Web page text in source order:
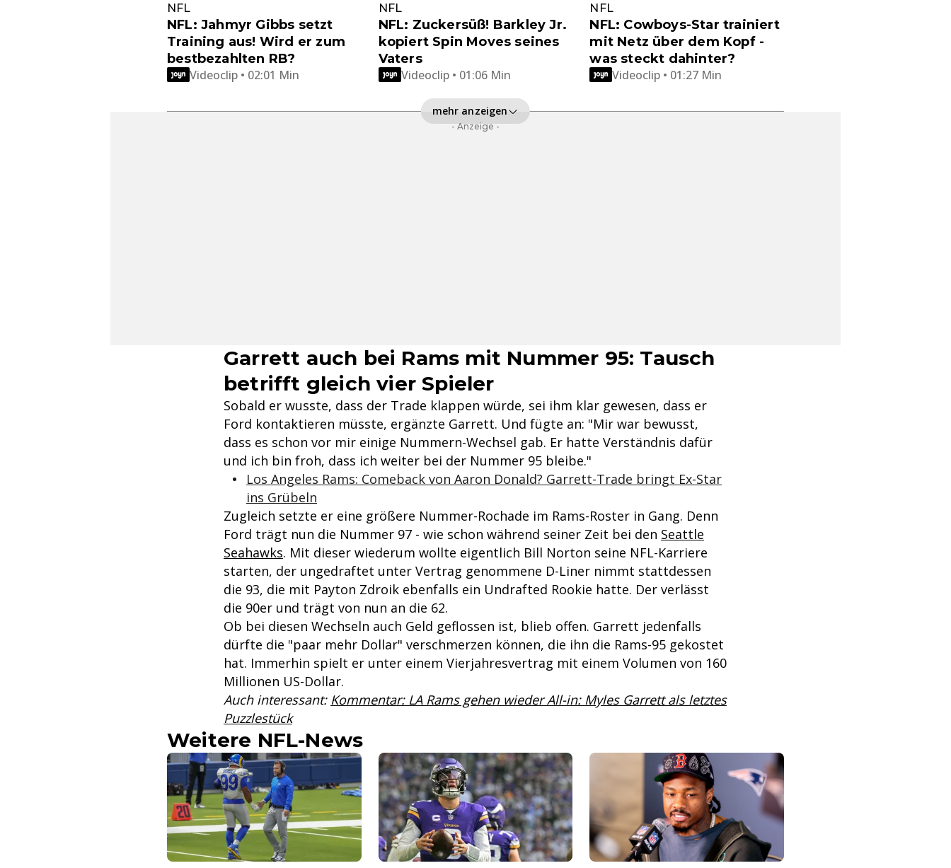
NFL
NFL: Jahmyr Gibbs setzt
Training aus! Wird er zum
bestbezahlten RB?
Videoclip • 02:01 Min
NFL
NFL: Zuckersüß! Barkley Jr.
kopiert Spin Moves seines
Vaters
Videoclip • 01:06 Min
NFL
NFL: Cowboys-Star trainiert
mit Netz über dem Kopf -
was steckt dahinter?
Videoclip • 01:27 Min
mehr anzeigen
- Anzeige -
Garrett auch bei Rams mit Nummer 95: Tausch
betrifft gleich vier Spieler
Sobald er wusste, dass der Trade klappen würde, sei ihm klar gewesen, dass er
Ford kontaktieren müsste, ergänzte Garrett. Und fügte an: "Mir war bewusst,
dass es schon vor mir einige Nummern-Wechsel gab. Er hatte Verständnis dafür
und ich bin froh, dass ich weiter bei der Nummer 95 bleibe."
Los Angeles Rams: Comeback von Aaron Donald? Garrett-Trade bringt Ex-Star
ins Grübeln
Zugleich setzte er eine größere Nummer-Rochade im Rams-Roster in Gang. Denn
Ford trägt nun die Nummer 97 - wie schon während seiner Zeit bei den Seattle
Seahawks. Mit dieser wiederum wollte eigentlich Bill Norton seine NFL-Karriere
starten, der ungedraftet unter Vertrag genommene D-Liner nimmt stattdessen
die 93, die mit Payton Zdroik ebenfalls ein Undrafted Rookie hatte. Der verlässt
die 90er und trägt von nun an die 62.
Ob bei diesen Wechseln auch Geld geflossen ist, blieb offen. Garrett jedenfalls
dürfte die "paar mehr Dollar" verschmerzen können, die ihn die Rams-95 gekostet
hat. Immerhin spielt er unter einem Vierjahresvertrag mit einem Volumen von 160
Millionen US-Dollar.
Auch interessant: Kommentar: LA Rams gehen wieder All-in: Myles Garrett als letztes
Puzzlestück
Weitere NFL-News